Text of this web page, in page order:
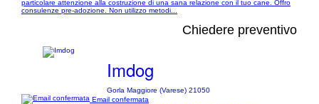
particolare attenzione alla costruzione di una sana relazione con il tuo cane. Offro
consulenze pre-adozione. Non utilizzo metodi...
Chiedere preventivo
Imdog
Gorla Maggiore (Varese) 21050
Email confermata